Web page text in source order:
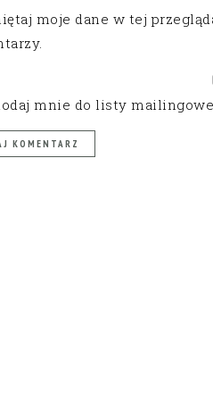
moje dane w tej
mnie do listy